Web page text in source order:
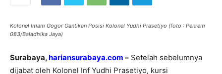
Kolonel Imam Gogor Gantikan Posisi Kolonel Yudhi Prasetiyo (foto : Penrem
083/Baladhika Jaya)
Surabaya,hariansurabaya.com – Setelah sebelumnya
dijabat oleh Kolonel Inf Yudhi Prasetiyo, kursi